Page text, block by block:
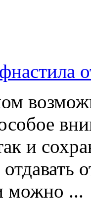
и
можно ...